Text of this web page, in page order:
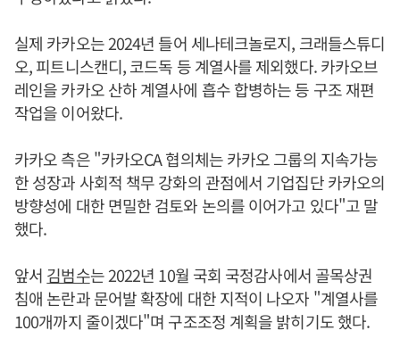
실제 카카오는 2024년 들어 세나테크놀로지, 크래들스튜디
오, 피트니스캔디, 코드독 등 계열사를 제외했다. 카카오브
레인을 카카오 산하 계열사에 흡수 합병하는 등 구조 재편
작업을 이어왔다.
카카오 측은 "카카오CA 협의체는 카카오 그룹의 지속가능
한 성장과 사회적 책무 강화의 관점에서 기업집단 카카오의
방향성에 대한 면밀한 검토와 논의를 이어가고 있다"고 말
했다.
앞서 김범수는 2022년 10월 국회 국정감사에서 골목상권
침애 논란과 문어발 확장에 대한 지적이 나오자 "계열사를
100개까지 줄이겠다"며 구조조정 계획을 밝히기도 했다.